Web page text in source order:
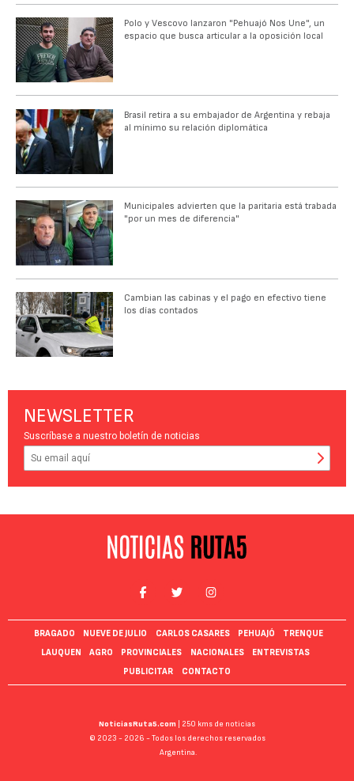
Polo y Vescovo lanzaron "Pehuajó Nos Une", un
espacio que busca articular a la oposición local
Brasil retira a su embajador de Argentina y rebaja
al mínimo su relación diplomática
Municipales advierten que la paritaria está trabada
"por un mes de diferencia"
Cambian las cabinas y el pago en efectivo tiene
los días contados
NEWSLETTER
Suscríbase a nuestro boletín de noticias
BRAGADO NUEVE DE JULIO CARLOS CASARES PEHUAJÓ
TRENQUE
LAUQUEN
AGRO PROVINCIALES NACIONALES
ENTREVISTAS
PUBLICITAR
CONTACTO
NoticiasRuta5.com
| 250 kms de noticias
© 2023 - 2026 - Todos los derechos reservados
Argentina.